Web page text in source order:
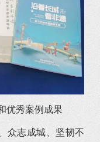
优秀案例成果
众志成城、坚韧不